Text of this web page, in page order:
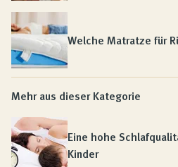
Welche Matratze für
Mehr aus dieser Kategorie
Eine hohe
Kinder